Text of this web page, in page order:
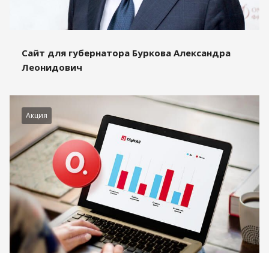
Сайт для губернатора Буркова Александра
Леонидович
Акция